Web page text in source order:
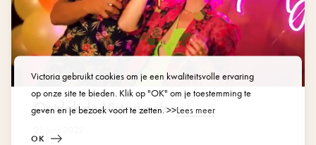
Ontdek de Victoria-sfeer
Victoria gebruikt cookies om je een kwaliteitsvolle ervaring
op onze site te bieden. Klik op "OK" om je toestemming te
geven en je bezoek voort te zetten. >>Lees meer
OK